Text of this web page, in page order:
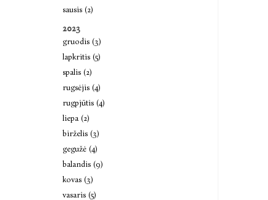
sausis (2)
2023
gruodis (3)
lapkritis (5)
spalis (2)
rugsėjis (4)
rugpjūtis (4)
liepa (2)
birželis (3)
gegužė (4)
balandis (9)
kovas (3)
vasaris (5)